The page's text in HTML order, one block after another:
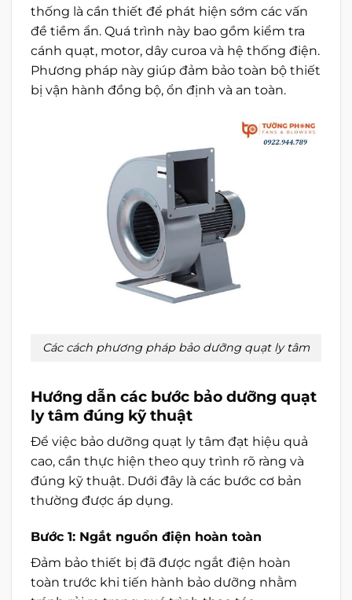
thống là cần thiết để phát hiện sớm các vấn
đề tiềm ẩn. Quá trình này bao gồm kiểm tra
cánh quạt, motor, dây curoa và hệ thống điện.
Phương pháp này giúp đảm bảo toàn bộ thiết
bị vận hành đồng bộ, ổn định và an toàn.
Các cách phương pháp bảo dưỡng quạt ly tâm
Hướng dẫn các bước bảo dưỡng quạt
ly tâm đúng kỹ thuật
Để việc bảo dưỡng quạt ly tâm đạt hiệu quả
cao, cần thực hiện theo quy trình rõ ràng và
đúng kỹ thuật. Dưới đây là các bước cơ bản
thường được áp dụng.
Bước 1: Ngắt nguồn điện hoàn toàn
Đảm bảo thiết bị đã được ngắt điện hoàn
toàn trước khi tiến hành bảo dưỡng nhằm